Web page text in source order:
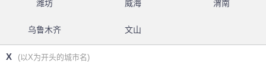
潍坊 威海 渭南
乌鲁木齐 文山
X (以X为开头的城市名)